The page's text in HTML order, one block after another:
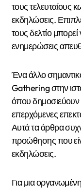
τους τελευταίους
εκδηλώσεις.
τους δελτίο
ενημερώσεις
Ένα άλλο
Gathering στην
όπου δημοσιεύουν
επερχόμενες
Αυτά τα άρθρα
προώθησης που
εκδηλώσεις.
Για μια